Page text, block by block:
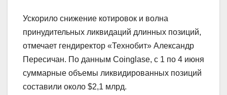
Ускорило снижение котировок и волна
принудительных ликвидаций длинных позиций,
отмечает гендиректор «Технобит» Александр
Пересичан. По данным Coinglase, с 1 по 4 июня
суммарные объемы ликвидированных позиций
составили около $2,1 млрд.